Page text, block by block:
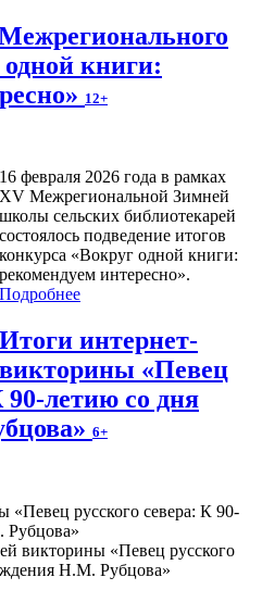
книги:
12+
16 февраля 2026 года в рамках
XV Межрегиональной Зимней
школы сельских библиотекарей
состоялось подведение итогов
конкурса «Вокруг одной книги:
рекомендуем интересно».
Подробнее
Итоги интернет-
викторины «Певец
90-летию со дня
6+
викторины «Певец русского
Н.М. Рубцова»